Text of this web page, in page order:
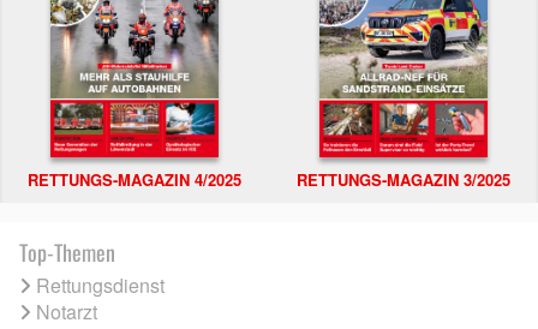
RETTUNGS-MAGAZIN 4/2025 RETTUNGS-MAGAZIN 3/2025
Top-Themen
Rettungsdienst
Notarzt